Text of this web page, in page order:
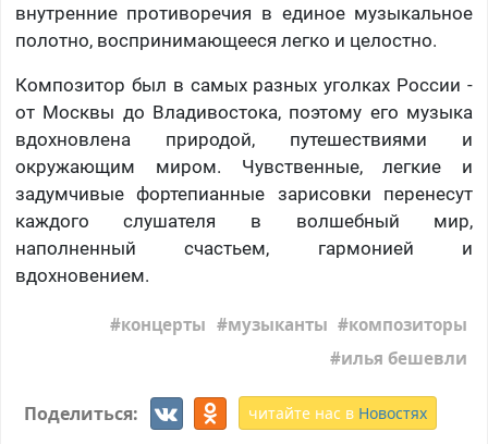
внутренние противоречия в единое музыкальное
полотно, воспринимающееся легко и целостно.
Композитор был в самых разных уголках России -
от Москвы до Владивостока, поэтому его музыка
вдохновлена природой, путешествиями и
окружающим миром. Чувственные, легкие и
задумчивые фортепианные зарисовки перенесут
каждого слушателя в волшебный мир,
наполненный счастьем, гармонией и
вдохновением.
концерты музыканты
композиторы
илья бешевли
Поделиться: читайте нас в Новостях